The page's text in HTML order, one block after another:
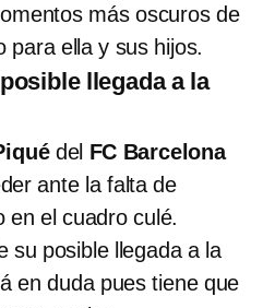
más oscuros de
para ella y sus hijos.
llegada a la
del FC Barcelona
ante la falta de
en el cuadro culé.
su posible llegada a la
en duda pues tiene que